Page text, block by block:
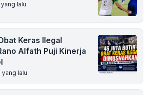
lalu
Keras Ilegal
Alfath Puji Kinerja
yang lalu